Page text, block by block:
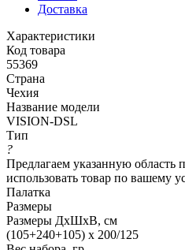
Доставка
Характеристики
Код товара
55369
Страна
Чехия
Название модели
VISION-DSL
Тип
?
Предлагаем указанную
использовать товар по вашему
Палатка
Размеры
Размеры ДхШхВ, см
(105+240+105) x 200/125